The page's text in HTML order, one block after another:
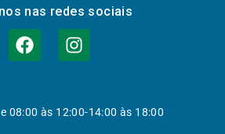
nas redes sociais
08:00 às 12:00-14:00 às 18:00